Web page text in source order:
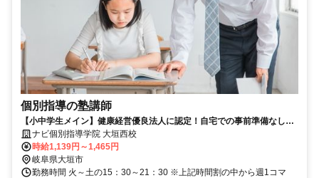
個別指導の塾講師
【小中学生メイン】健康経営優良法人に認定！自宅での事前準備なしで
学業と両立OK◎
ナビ個別指導学院 大垣西校
時給1,139円～1,465円
岐阜県大垣市
勤務時間 火～土の15：30～21：30 ※上記時間割の中から週1コマ